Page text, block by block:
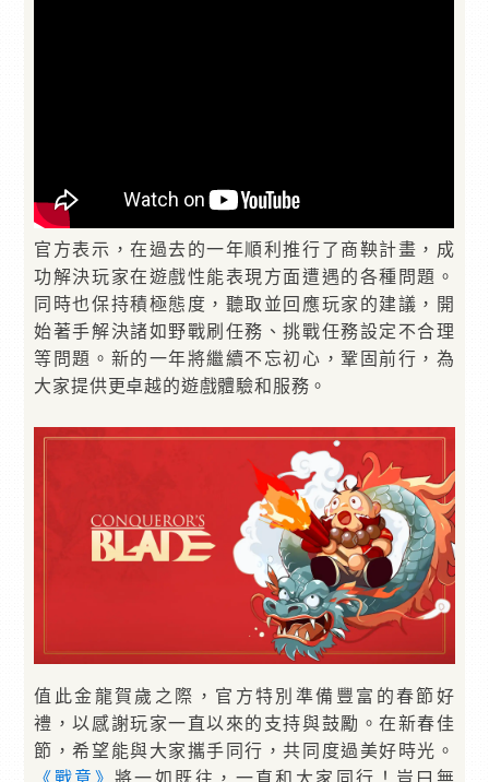
官方表示，在過去的一年順利推行了商鞅計畫，成
功解決玩家在遊戲性能表現方面遭遇的各種問題。
同時也保持積極態度，聽取並回應玩家的建議，開
始著手解決諸如野戰刷任務、挑戰任務設定不合理
等問題。新的一年將繼續不忘初心，鞏固前行，為
大家提供更卓越的遊戲體驗和服務。
值此金龍賀歲之際，官方特別準備豐富的春節好
禮，以感謝玩家一直以來的支持與鼓勵。在新春佳
節，希望能與大家攜手同行，共同度過美好時光。
《戰意》將一如既往，一直和大家同行！豈曰無